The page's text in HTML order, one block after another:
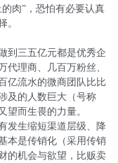
肉”，恐怕有必要认真
。
三五亿元都是优秀企
代理商、几百万粉丝、
亿流水的微商团队比比
及的人数巨大（号称
望而生畏的力量。
生缩短渠道层级、降
本是传销化（采用传销
的机会与欲望，比贩卖